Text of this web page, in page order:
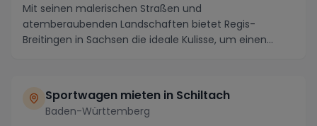
Mit seinen malerischen Straßen und
atemberaubenden Landschaften bietet Regis-
Breitingen in Sachsen die ideale Kulisse, um einen
Sportwagen mieten in Schiltach
Baden-Württemberg